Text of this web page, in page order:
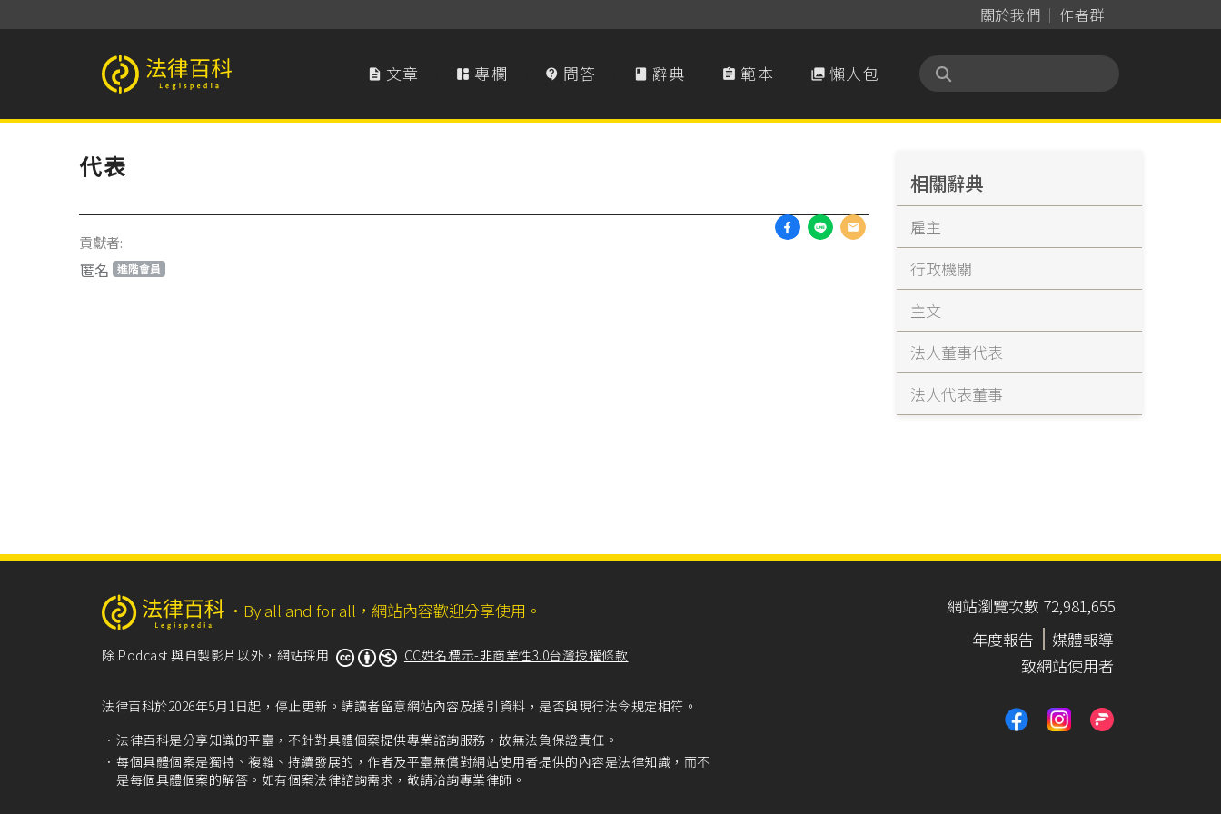
關於我們 作者群
法律百科 Legispedia  文章  專欄  問答  辭典  範本  懶人包
代表
貢獻者:
匿名 進階會員
相關辭典
雇主
行政機關
主文
法人董事代表
法人代表董事
‧ By all and for all，網站內容歡迎分享使用。
除 Podcast 與自製影片以外，網站採用 CC姓名標示-非商業性3.0台灣授權條款
法律百科於2026年5月1日起，停止更新。請讀者留意網站內容及援引資料，是否與現行法令規定相符。
法律百科是分享知識的平臺，不針對具體個案提供專業諮詢服務，故無法負保證責任。
每個具體個案是獨特、複雜、持續發展的，作者及平臺無償對網站使用者提供的內容是法律知識，而不
是每個具體個案的解答。如有個案法律諮詢需求，敬請洽詢專業律師。
網站瀏覽次數 72,981,655
年度報告
媒體報導
致網站使用者